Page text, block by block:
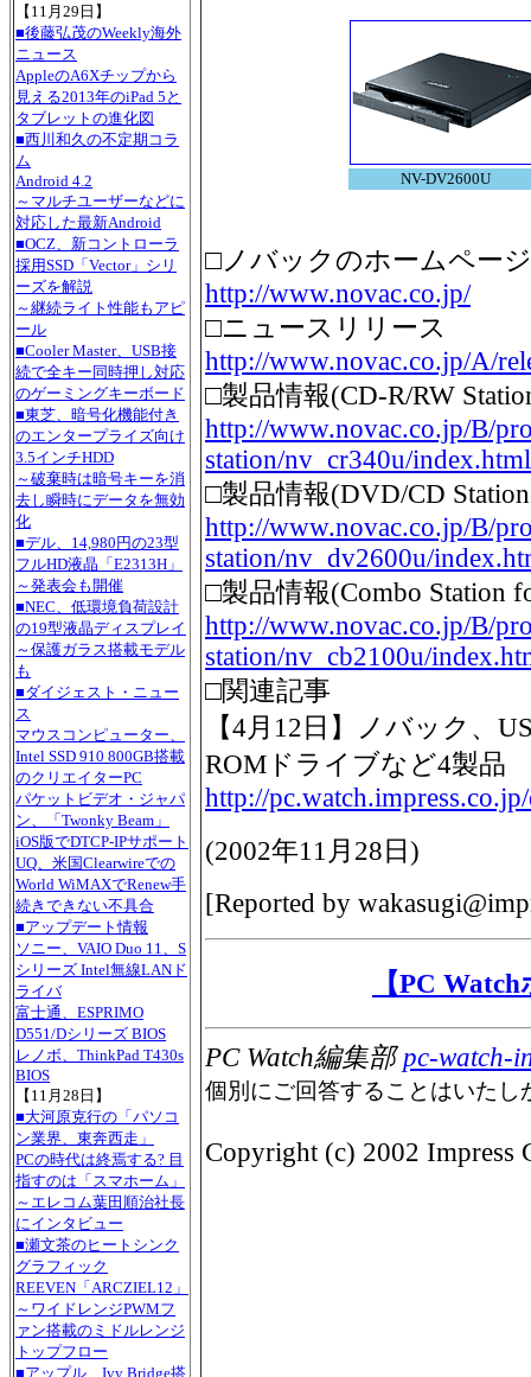
【11月29日】
■後藤弘茂のWeekly海外
ニュース
AppleのA6Xチップから
見える2013年のiPad 5と
タブレットの進化図
■西川和久の不定期コラ
ム
Android 4.2
～マルチユーザーなどに
対応した最新Android
■OCZ、新コントローラ
採用SSD「Vector」シリ
ーズを解説
～継続ライト性能もアピ
ール
■Cooler Master、USB接
続で全キー同時押し対応
のゲーミングキーボード
■東芝、暗号化機能付き
のエンタープライズ向け
3.5インチHDD
～破棄時は暗号キーを消
去し瞬時にデータを無効
化
■デル、14,980円の23型
フルHD液晶「E2313H」
～発表会も開催
■NEC、低環境負荷設計
の19型液晶ディスプレイ
～保護ガラス搭載モデル
も
■ダイジェスト・ニュー
ス
マウスコンピューター、
Intel SSD 910 800GB搭載
のクリエイターPC
パケットビデオ・ジャパ
ン、「Twonky Beam」
iOS版でDTCP-IPサポート
UQ、米国Clearwireでの
World WiMAXでRenew手
続きできない不具合
■アップデート情報
ソニー、VAIO Duo 11、S
シリーズ Intel無線LANド
ライバ
富士通、ESPRIMO
D551/Dシリーズ BIOS
レノボ、ThinkPad T430s
BIOS
【11月28日】
■大河原克行の「パソコ
ン業界、東奔西走」
PCの時代は終焉する? 目
指すのは「スマホーム」
～エレコム葉田順治社長
にインタビュー
■瀬文茶のヒートシンク
グラフィック
REEVEN「ARCZIEL12」
～ワイドレンジPWMフ
ァン搭載のミドルレンジ
トップフロー
■アップル、Ivy Bridge搭
NV-DV2600U
□ノバックのホームページ
http://www.novac.co.jp/
□ニュースリリース
http://www.novac.co.jp/A/
□製品情報(CD-R/RW
http://www.novac.co.jp/B/
station/nv_cr340u/index.html
□製品情報(DVD/CD
http://www.novac.co.jp/B/
station/nv_dv2600u/
□製品情報(Combo Station
http://www.novac.co.jp/B/
station/nv_cb2100u/
□関連記事
【4月12日】ノバック、
ROMドライブなど4製品
http://
(2002年11月28日 )
[Reported by
【PC
PC Watch編集部pc-watch-
個別にご回答することはいたし
Copyright (c) 2002 Impress